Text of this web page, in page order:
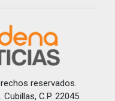
reservados.
C.P. 22045